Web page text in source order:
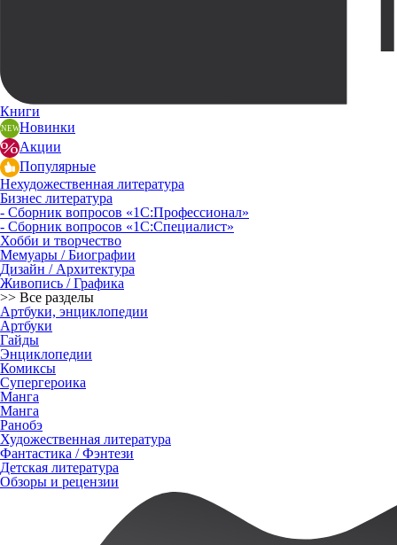
Книги
Новинки
Акции
Популярные
Нехудожественная литература
Бизнес литература
- Сборник вопросов «1С:Профессионал»
- Сборник вопросов «1С:Специалист»
Хобби и творчество
Мемуары / Биографии
Дизайн / Архитектура
Живопись / Графика
>> Все разделы
Артбуки, энциклопедии
Артбуки
Гайды
Энциклопедии
Комиксы
Супергероика
Манга
Манга
Ранобэ
Художественная литература
Фантастика / Фэнтези
Детская литература
Обзоры и рецензии